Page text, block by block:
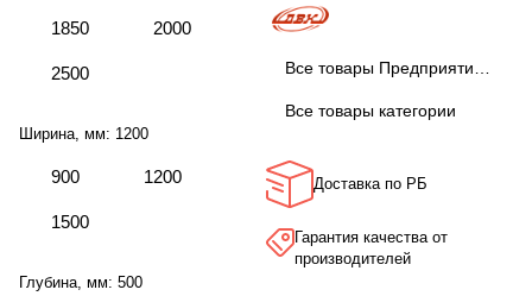
1850 2000
2500
Ширина, мм: 1200
900 1200
1500
Глубина, мм: 500
Все товары Предприятие ДВК
Все товары категории
Доставка по РБ
Гарантия качества от
производителей